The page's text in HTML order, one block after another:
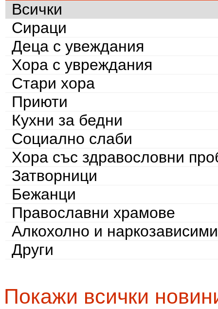
Всички
Сираци
Деца с увеждания
Хора с увреждания
Стари хора
Приюти
Кухни за бедни
Социално слаби
Хора със здравословни
Затворници
Бежанци
Православни храмове
Алкохолно и наркозависими
Други
Покажи всички